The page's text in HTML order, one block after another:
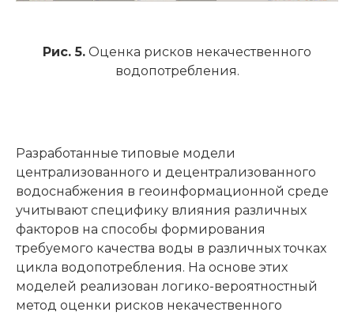
Рис. 5. Оценка рисков некачественного
водопотребления.
Разработанные типовые модели
централизованного и децентрализованного
водоснабжения в геоинформационной среде
учитывают специфику влияния различных
факторов на способы формирования
требуемого качества воды в различных точках
цикла водопотребления. На основе этих
моделей реализован логико-вероятностный
метод оценки рисков некачественного